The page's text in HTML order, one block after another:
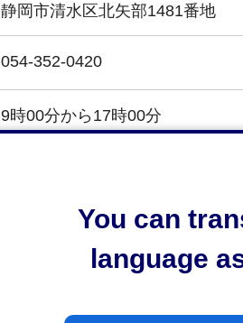
You can
language
静岡市清水区北矢部1481番地
054-352-0420
9時00分から17時00分
【斎場使用料】
（1）死亡時に市内に住所を有す
・6,000円(12歳未満)